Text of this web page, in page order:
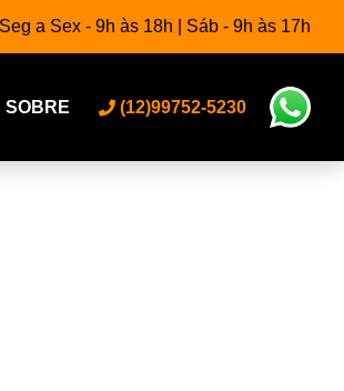
Seg a Sex - 9h às 18h | Sáb - 9h às 17h
SOBRE (12)99752-5230